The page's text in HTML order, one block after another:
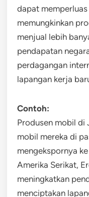
dapat
memungkinkan
menjual lebih
pendapatan
perdagangan
lapangan kerja
Contoh:
Produsen mobil di
mobil mereka di
mengekspornya
Amerika Serikat,
meningkatkan
menciptakan